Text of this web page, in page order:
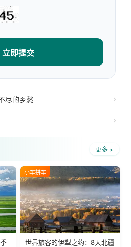
立即提交
尽的乡愁
更多 >
小车拼车
世界旅客的伊犁之约：8天北疆